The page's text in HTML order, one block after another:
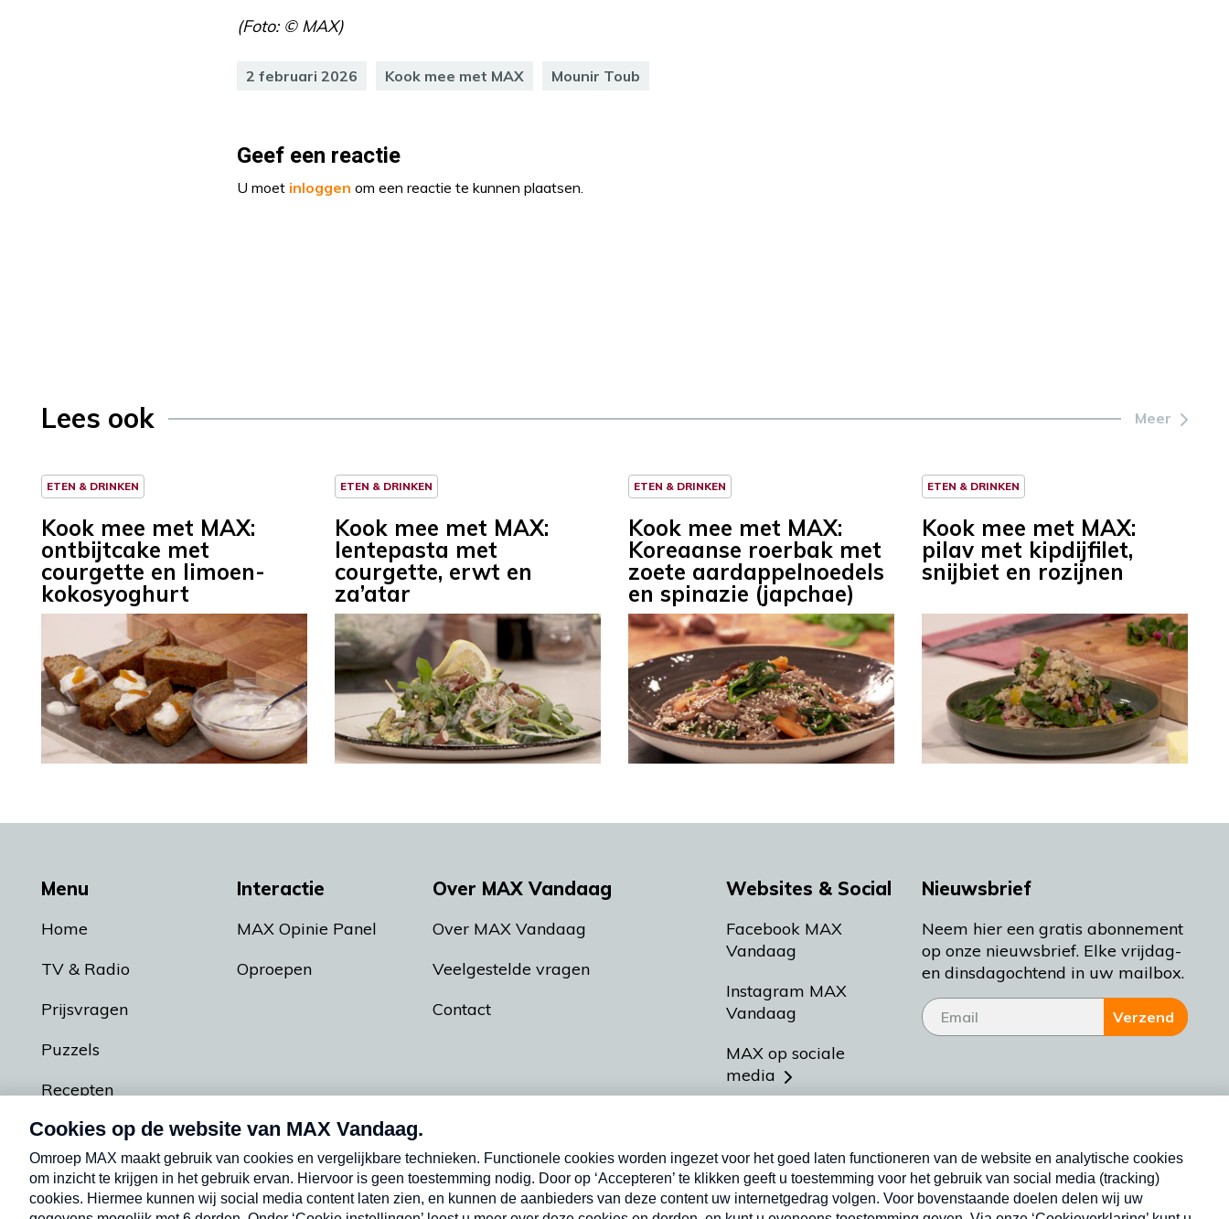
(Foto: © MAX)
2 februari 2026 Kook mee met MAX Mounir Toub
Geef een reactie
U moet inloggen om een reactie te kunnen plaatsen.
Lees ook Meer
ETEN & DRINKEN
Kook mee met MAX:
ontbijtcake met
courgette en limoen-
kokosyoghurt
ETEN & DRINKEN
Kook mee met MAX:
lentepasta met
courgette, erwt en
za’atar
ETEN & DRINKEN
Kook mee met MAX:
Koreaanse roerbak met
zoete aardappelnoedels
en spinazie (japchae)
ETEN & DRINKEN
Kook mee met MAX:
pilav met kipdijfilet,
snijbiet en rozijnen
Menu
Home
TV & Radio
Prijsvragen
Puzzels
Recepten
Podcasts
Interactie
MAX Opinie Panel
Oproepen
Over MAX Vandaag
Over MAX Vandaag
Veelgestelde vragen
Contact
Websites & Social
Facebook MAX
Vandaag
Instagram MAX
Vandaag
MAX op sociale
media
Meldpunt Actueel
Heel Holland Bakt
Nieuwsbrief
Neem hier een gratis abonnement
op onze nieuwsbrief. Elke vrijdag-
en dinsdagochtend in uw mailbox.
Verzend
Nieuwsbrief
Neem hier een gratis abonnement op onze